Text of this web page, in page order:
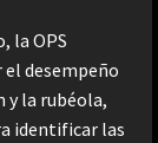
la OPS
el desempeño
y la rubéola,
identificar las